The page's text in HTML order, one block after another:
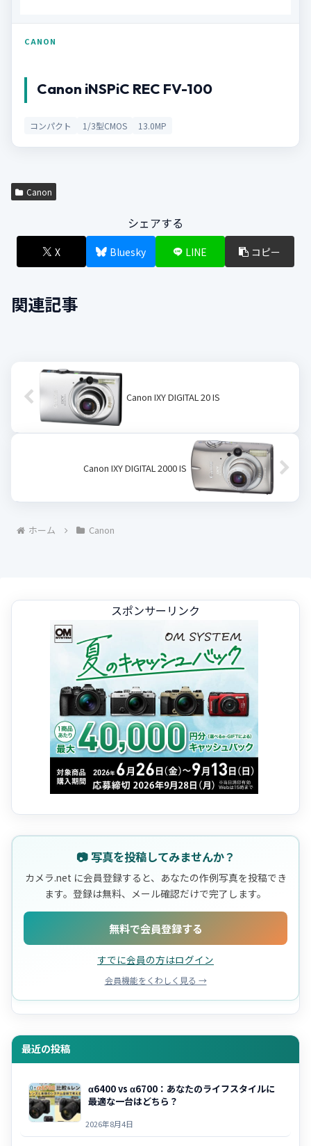
CANON
Canon iNSPiC REC FV-100
コンパクト 1/3型CMOS 13.0MP
Canon
シェアする
X Bluesky LINE コピー
関連記事
Canon IXY DIGITAL 20 IS
Canon IXY DIGITAL 2000 IS
ホーム Canon
スポンサーリンク
📷 写真を投稿してみませんか？
カメラ.net に会員登録すると、あなたの作例写真を投稿でき
ます。登録は無料、メール確認だけで完了します。
無料で会員登録する
すでに会員の方はログイン
会員機能をくわしく見る →
最近の投稿
α6400 vs α6700：あなたのライフスタイルに
最適な一台はどちら？
2026年8月4日